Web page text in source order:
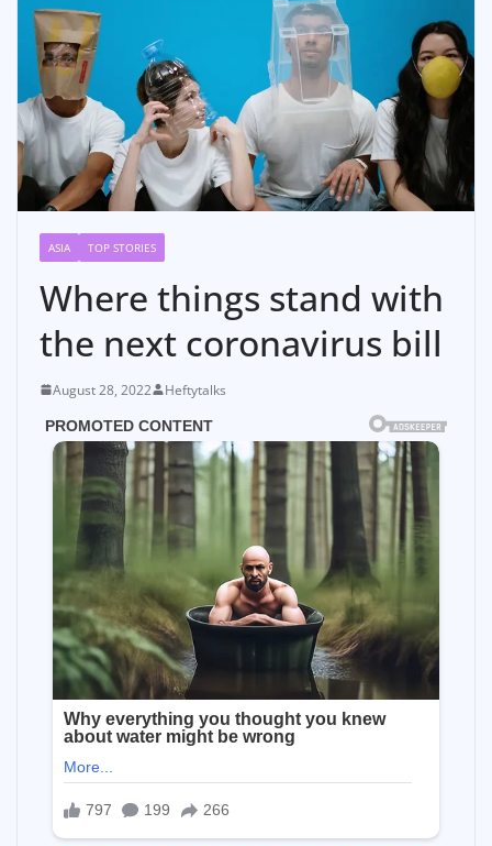
ASIA TOP STORIES
Where things stand with
the next coronavirus bill
August 28, 2022 Heftytalks